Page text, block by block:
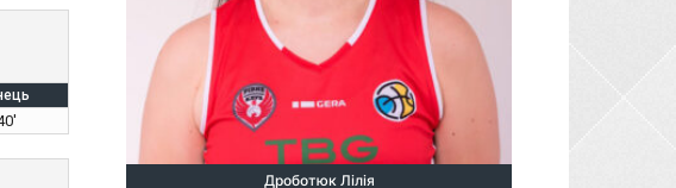
Дроботюк Лілія